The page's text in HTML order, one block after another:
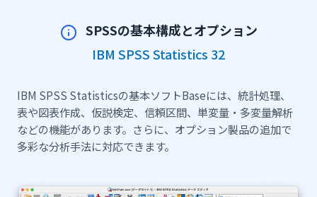
SPSSの基本構成とオプション
IBM SPSS Statistics 32
IBM SPSS Statisticsの基本ソフトBaseには、統計処理、
表や図表作成、仮説検定、信頼区間、単変量・多変量解析
などの機能があります。さらに、オプション製品の追加で
多彩な分析手法に対応できます。